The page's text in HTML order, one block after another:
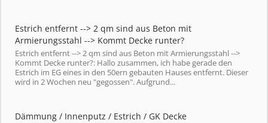
Estrich entfernt --> 2 qm sind aus Beton mit
Armierungsstahl --> Kommt Decke runter?
Estrich entfernt --> 2 qm sind aus Beton mit Armierungsstahl -->
Kommt Decke runter?: Hallo zusammen, ich habe gerade den
Estrich im EG eines in den 50ern gebauten Hauses entfernt. Dieser
wird in 2 Wochen neu "gegossen". Aufgrund...
Dämmung / Innenputz / Estrich / GK Decke